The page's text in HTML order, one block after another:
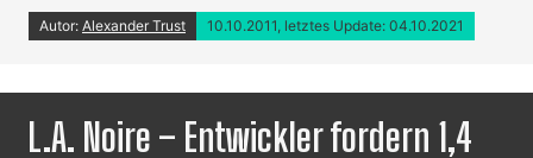
Autor: Alexander Trust 10.10.2011, letztes Update: 04.10.2021
L.A. Noire – Entwickler fordern 1,4